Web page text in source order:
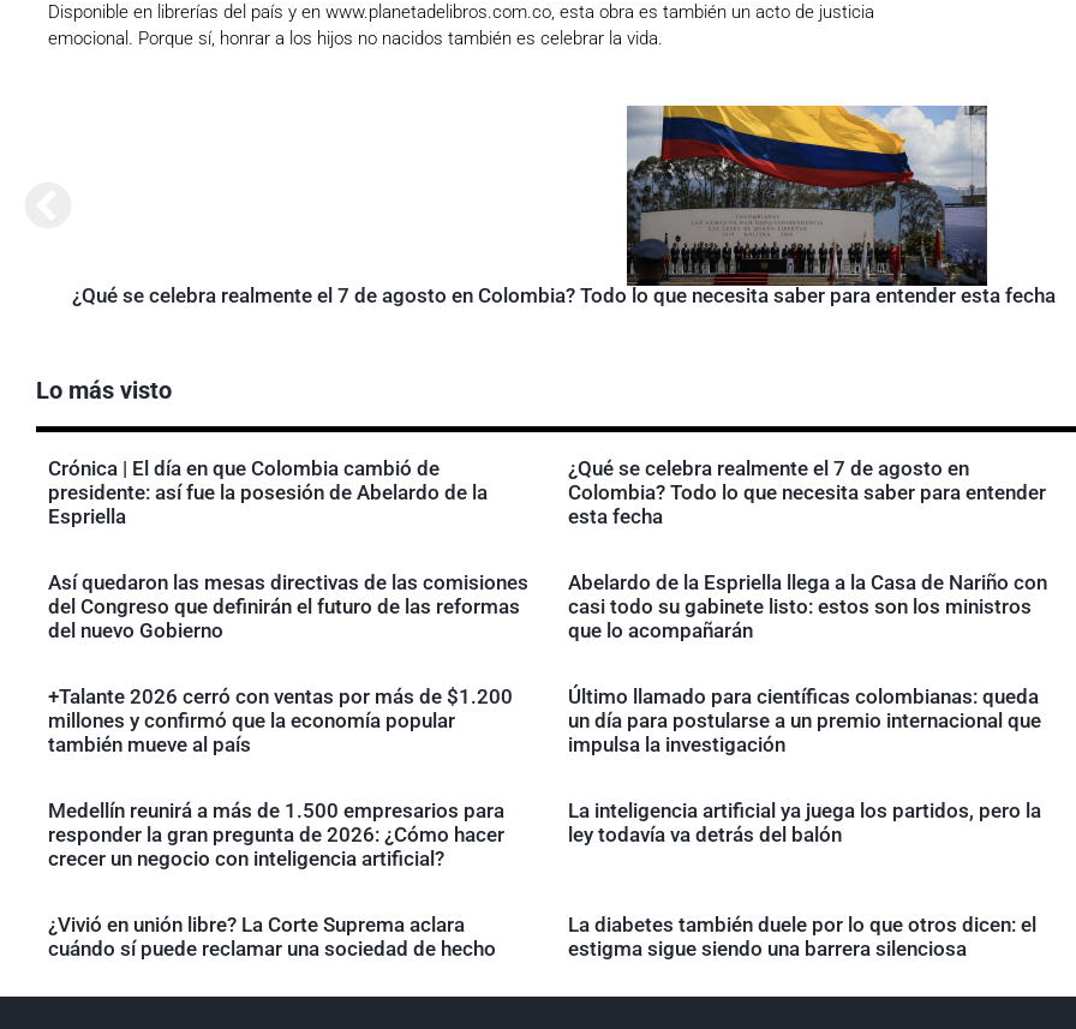
Disponible en librerías del país y en www.planetadelibros.com.co, esta obra es también un acto de justicia
emocional. Porque sí, honrar a los hijos no nacidos también es celebrar la vida.
¿Qué se celebra realmente el 7 de agosto en Colombia? Todo lo que necesita saber para entender esta fecha
Lo más visto
Crónica | El día en que Colombia cambió de
presidente: así fue la posesión de Abelardo de la
Espriella
¿Qué se celebra realmente el 7 de agosto en
Colombia? Todo lo que necesita saber para entender
esta fecha
Así quedaron las mesas directivas de las comisiones
del Congreso que definirán el futuro de las reformas
del nuevo Gobierno
Abelardo de la Espriella llega a la Casa de Nariño con
casi todo su gabinete listo: estos son los ministros
que lo acompañarán
+Talante 2026 cerró con ventas por más de $1.200
millones y confirmó que la economía popular
también mueve al país
Último llamado para científicas colombianas: queda
un día para postularse a un premio internacional que
impulsa la investigación
Medellín reunirá a más de 1.500 empresarios para
responder la gran pregunta de 2026: ¿Cómo hacer
crecer un negocio con inteligencia artificial?
La inteligencia artificial ya juega los partidos, pero la
ley todavía va detrás del balón
¿Vivió en unión libre? La Corte Suprema aclara
cuándo sí puede reclamar una sociedad de hecho
La diabetes también duele por lo que otros dicen: el
estigma sigue siendo una barrera silenciosa